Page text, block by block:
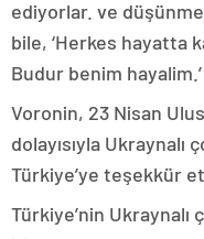
ediyorlar. ve
bile, ‘Herkes hayatta
Budur benim
Voronin, 23 Nisan
dolayısıyla
Türkiye’ye teşekkür
Türkiye’nin Ukraynalı